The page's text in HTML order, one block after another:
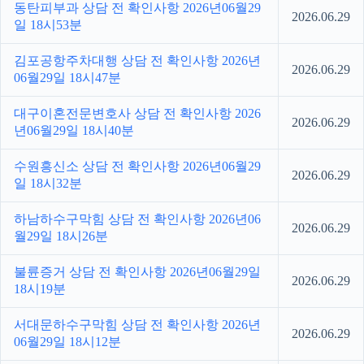
동탄피부과 상담 전 확인사항 2026년06월29
일 18시53분
2026.06.29
김포공항주차대행 상담 전 확인사항 2026년
06월29일 18시47분
2026.06.29
대구이혼전문변호사 상담 전 확인사항 2026
년06월29일 18시40분
2026.06.29
수원흥신소 상담 전 확인사항 2026년06월29
일 18시32분
2026.06.29
하남하수구막힘 상담 전 확인사항 2026년06
월29일 18시26분
2026.06.29
불륜증거 상담 전 확인사항 2026년06월29일
18시19분
2026.06.29
서대문하수구막힘 상담 전 확인사항 2026년
06월29일 18시12분
2026.06.29